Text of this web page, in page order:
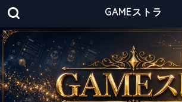
GAMEストラ